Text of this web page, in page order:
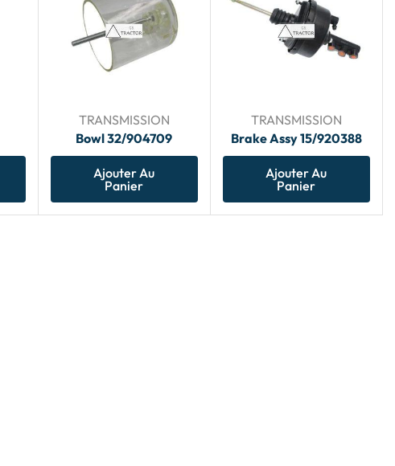
TRANSMISSION
Bowl 32/904709
Ajouter Au
Panier
TRANSMISSION
Brake Assy 15/920388
Ajouter Au
Panier